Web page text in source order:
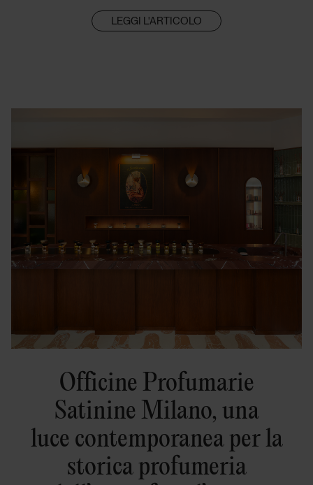
LEGGI L'ARTICOLO
Officine Profumarie
Satinine Milano, una
luce contemporanea per la
storica profumeria